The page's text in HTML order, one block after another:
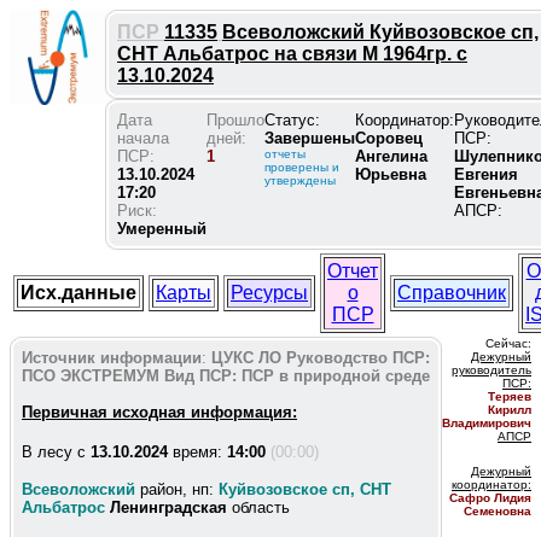
ПСР 11335 Всеволожский Куйвозовское сп,
СНТ Альбатрос на связи М 1964гр. с
13.10.2024
Дата
начала
ПСР:
13.10.2024
17:20
Риск:
Умеренный
Прошло
дней:
1
Статус:
Завершены
отчеты
проверены и
утверждены
Координатор:
Соровец
Ангелина
Юрьевна
ПСР:
Евгения
АПСР:
Исх.данные Карты Ресурсы
Отчет
о
ПСР
Справочник
Источник информации: ЦУКС ЛО Руководство ПСР:
ПСО ЭКСТРЕМУМ Вид ПСР: ПСР в природной среде
Первичная исходная информация:
В лесу c 13.10.2024время: 14:00 (00:00)
Всеволожский район, нп: Куйвозовское сп, СНТ
Альбатрос Ленинградская область
Сейчас:
Дежурный
руководитель
ПСР:
Теряев
Кирилл
Владимирович
АПСР
Дежурный
координатор:
Сафро Лидия
Семеновна